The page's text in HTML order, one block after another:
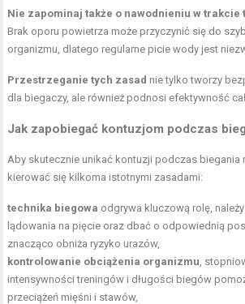
Nie zapominaj także o nawodnieniu w trakcie
Brak oporu powietrza może przyczynić się do
organizmu, dlatego regularne picie wody jest
Przestrzeganie tych zasad nie tylko tworzy
dla biegaczy, ale również podnosi efektywność
Jak zapobiegać kontuzjom podczas
Aby skutecznie unikać kontuzji podczas biegania
kierować się kilkoma istotnymi zasadami:
technika biegowa odgrywa kluczową rolę,
lądowania na pięcie oraz dbać o odpowiednią
znacząco obniża ryzyko urazów,
kontrolowanie obciążenia organizmu ,
intensywności treningów i długości biegów
przeciążeń mięśni i stawów,